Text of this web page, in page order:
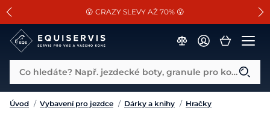
SLEVA 13% na vše od Cassini!
😮 CRAZY SLEVY AŽ 70% 😮
📐Pasování a doplňky k vybraným sedlům ZDARMA 🐴
Co hledáte? Např. jezdecké boty, granule pro koně...
Úvod / Vybavení pro jezdce / Dárky a knihy / Hračky